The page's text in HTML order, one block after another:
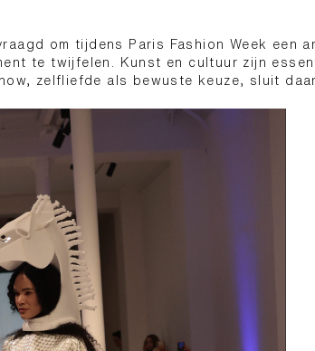
om tijdens Paris Fashion Week een
te twijfelen. Kunst en cultuur zijn
zelfliefde als bewuste keuze, sluit